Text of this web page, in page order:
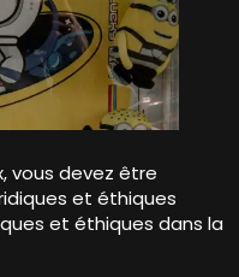
vous devez être
et éthiques
et éthiques dans la